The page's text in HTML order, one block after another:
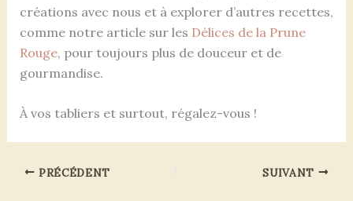
créations avec nous et à explorer d’autres recettes,
comme notre article sur les Délices de la Prune
Rouge, pour toujours plus de douceur et de
gourmandise.
À vos tabliers et surtout, régalez-vous !
PRÉCÉDENT SUIVANT